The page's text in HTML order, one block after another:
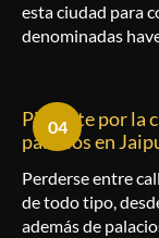
esta ciudad para
denominadas
Piérdete por la
palacios en
04
Perderse entre
de todo tipo,
además de